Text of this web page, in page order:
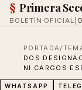
§ Primera
BOLETÍN OFICIAL
PORTADA/
DOS
NI CARGOS
WHATSAPP